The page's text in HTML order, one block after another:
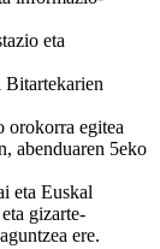
eta
Bitartekarien
orokorra egitea
abenduaren 5eko
eta Euskal
gizarte-
ere.